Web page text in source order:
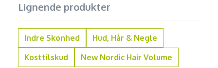
Lignende produkter
Indre Skønhed
Hud, Hår & Negle
Kosttilskud
New Nordic Hair Volume